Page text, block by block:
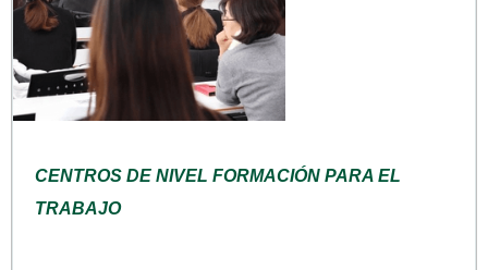
CENTROS DE NIVEL FORMACIÓN PARA EL
TRABAJO